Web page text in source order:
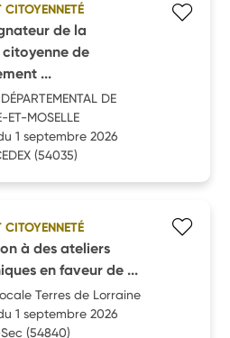
CITOYENNETÉ
de la
de
...
DE
ET-MOSELLE
1 septembre 2026
(54035)
CITOYENNETÉ
à des ateliers
en faveur de ...
Terres de Lorraine
1 septembre 2026
(54840)